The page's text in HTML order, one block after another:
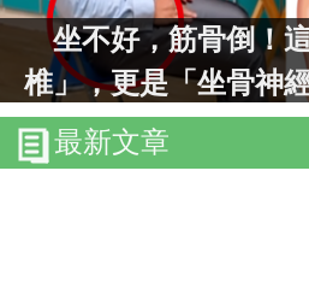
坐不好，筋骨倒！
椎」，更是「坐骨神
突出」的真兇｜
最新文章